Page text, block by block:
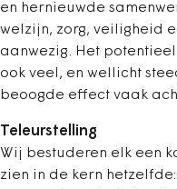
en hernieuwde
welzijn, zorg, veiligheid
aanwezig. Het
ook veel, en wellicht
beoogde effect vaak
Teleurstelling
Wij bestuderen elk een
zien in de kern